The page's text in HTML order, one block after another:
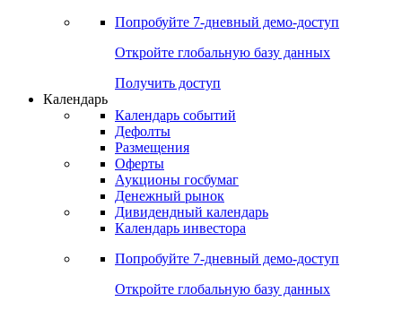
Попробуйте 7-дневный демо-доступ
Откройте глобальную базу данных
Получить доступ
Календарь
Календарь событий
Дефолты
Размещения
Оферты
Аукционы госбумаг
Денежный рынок
Дивидендный календарь
Календарь инвестора
Попробуйте 7-дневный демо-доступ
Откройте глобальную базу данных